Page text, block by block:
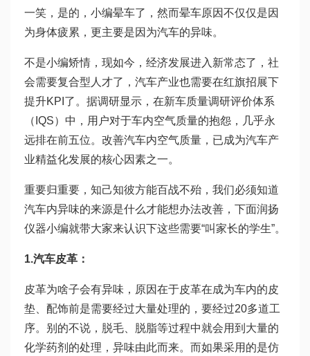
一笑，是的，小编晕车了，然而晕车原因不仅仅是因
为身体疲累，更主要是因为汽车的异味。
不是小编矫情，现如今，经济发展进入新常态了，社
会需要复合型人才了，汽车产业也需要在红旗招展下
提升KPI了。据调研显示，在新车质量调研评价体系
（IQS）中，用户对于车内空气质量的抱怨，几乎永
远排在前五位。改善汽车内空气质量，已成为汽车产
业精益化发展的核心因素之一。
重要归重要，知己知彼方能百战不殆，我们必须知道
汽车内异味的来源是什么才能想办法改善，下面润扬
仪器小编就带大家来认识下这些需要“叫家长的学生”。
1.汽车皮革：
皮革为啥子会有异味，原因在于皮革在成为车内的皮
垫、配饰前是需要经过大量处理的，要经过20多道工
序。别的不说，脱毛、脱脂等过程中就会用到大量的
化学药剂的处理，异味由此而来。而如果采用的是仿